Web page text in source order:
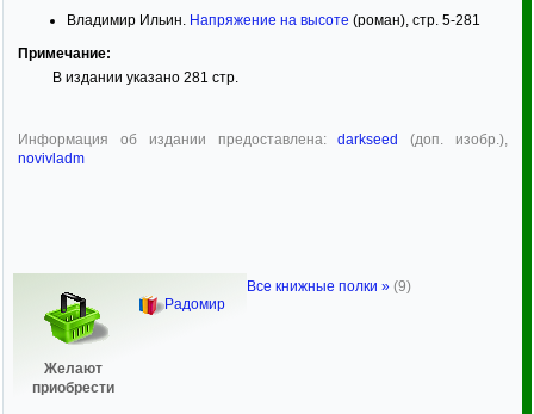
Владимир Ильин. Напряжение на высоте (роман), стр. 5-281
Примечание:
В издании указано 281 стр.
Информация об издании предоставлена:darkseed
(доп. изобр.),
novivladm
Желают
приобрести
Радомир
Все книжные полки » (9)